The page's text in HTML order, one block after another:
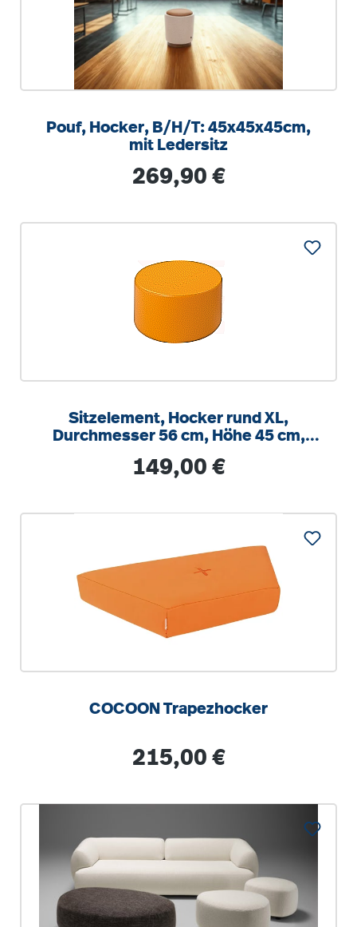
Pouf, Hocker, B/H/T: 45x45x45cm,
mit Ledersitz
Regulärer Preis:
269,90 €
Sitzelement, Hocker rund XL,
Durchmesser 56 cm, Höhe 45 cm,
Regulärer Preis:
149,00 €
COCOON Trapezhocker
Regulärer Preis:
215,00 €